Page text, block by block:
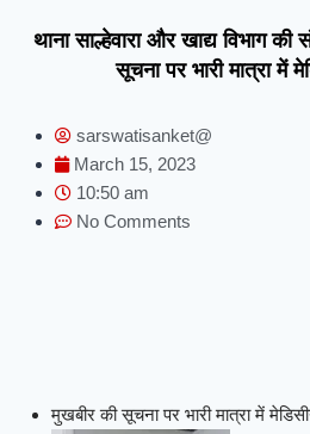
थाना साल्हेवारा और खाद्य विभाग की
सूचना पर भारी मात्रा में
sarswatisanket@
March 15, 2023
10:50 am
No Comments
मुखबीर की सूचना पर भारी मात्रा में